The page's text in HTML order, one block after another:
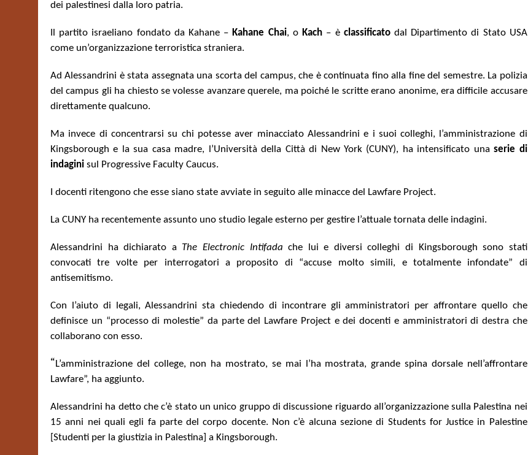
dei palestinesi dalla loro patria.
Il partito israeliano fondato da Kahane – Kahane Chai, o Kach – è classificatodal Dipartimento di Stato USA
come un’organizzazione terroristica straniera.
Ad Alessandrini è stata assegnata una scorta del campus, che è continuata fino alla fine del semestre. La polizia
del campus gli ha chiesto se volesse avanzare querele, ma poiché le scritte erano anonime, era difficile accusare
direttamente qualcuno.
Ma invece di concentrarsi su chi potesse aver minacciato Alessandrini e i suoi colleghi, l’amministrazione di
Kingsborough e la sua casa madre, l’Università della Città di New York (CUNY), ha intensificato unaserie di
indagini sul Progressive Faculty Caucus.
I docenti ritengono che esse siano state avviate in seguito alle minacce del Lawfare Project.
La CUNY ha recentemente assunto uno studio legale esterno per gestire l’attuale tornata delle indagini.
Alessandrini ha dichiarato a The Electronic Intifadache lui e diversi colleghi di Kingsborough sono stati
convocati tre volte per interrogatori a proposito di “accuse molto simili, e totalmente infondate” di
antisemitismo.
Con l’aiuto di legali, Alessandrini sta chiedendo di incontrare gli amministratori per affrontare quello che
definisce un “processo di molestie” da parte del Lawfare Project e dei docenti e amministratori di destra che
collaborano con esso.
“L’amministrazione del college, non ha mostrato, se mai l’ha mostrata, grande spina dorsale nell’affrontare
Lawfare”, ha aggiunto.
Alessandrini ha detto che c’è stato un unico gruppo di discussione riguardo all’organizzazione sulla Palestina nei
15 anni nei quali egli fa parte del corpo docente. Non c’è alcuna sezione di Students for Justice in Palestine
[Studenti per la giustizia in Palestina] a Kingsborough.